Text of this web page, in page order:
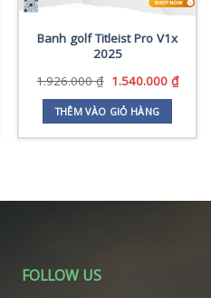
₫.
Banh golf Titleist Pro V1x
2025
1.926.000₫ Giá
là:
1.926.000 ₫.
1.540.000 ₫Giá
THÊM VÀO GIỎ HÀNG
FOLLOW US